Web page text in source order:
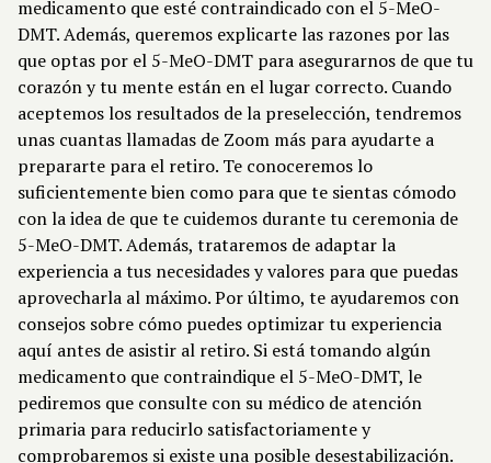
medicamento que esté contraindicado con el 5-MeO-
DMT. Además, queremos explicarte las razones por las
que optas por el 5-MeO-DMT para asegurarnos de que tu
corazón y tu mente están en el lugar correcto. Cuando
aceptemos los resultados de la preselección, tendremos
unas cuantas llamadas de Zoom más para ayudarte a
prepararte para el retiro. Te conoceremos lo
suficientemente bien como para que te sientas cómodo
con la idea de que te cuidemos durante tu ceremonia de
5-MeO-DMT. Además, trataremos de adaptar la
experiencia a tus necesidades y valores para que puedas
aprovecharla al máximo. Por último, te ayudaremos con
consejos sobre cómo puedes optimizar tu experiencia
aquí antes de asistir al retiro. Si está tomando algún
medicamento que contraindique el 5-MeO-DMT, le
pediremos que consulte con su médico de atención
primaria para reducirlo satisfactoriamente y
comprobaremos si existe una posible desestabilización.